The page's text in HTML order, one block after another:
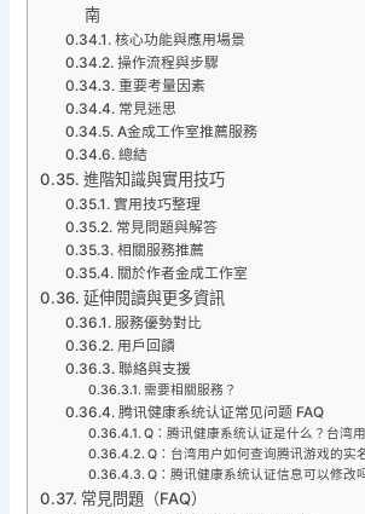
南
核心功能與應用場景
操作流程與步驟
重要考量因素
常見迷思
A金成工作室推薦服務
總結
進階知識與實用技巧
實用技巧整理
常見問題與解答
相關服務推薦
關於作者金成工作室
延伸閱讀與更多資訊
服務優勢對比
用戶回饋
聯絡與支援
需要相關服務？
腾讯健康系统认证常见问题 FAQ
Q：腾讯健康系统认证是什么？台湾
Q：台湾用户如何查询腾讯游戏的实
Q：腾讯健康系统认证信息可以修改
常見問題（FAQ）